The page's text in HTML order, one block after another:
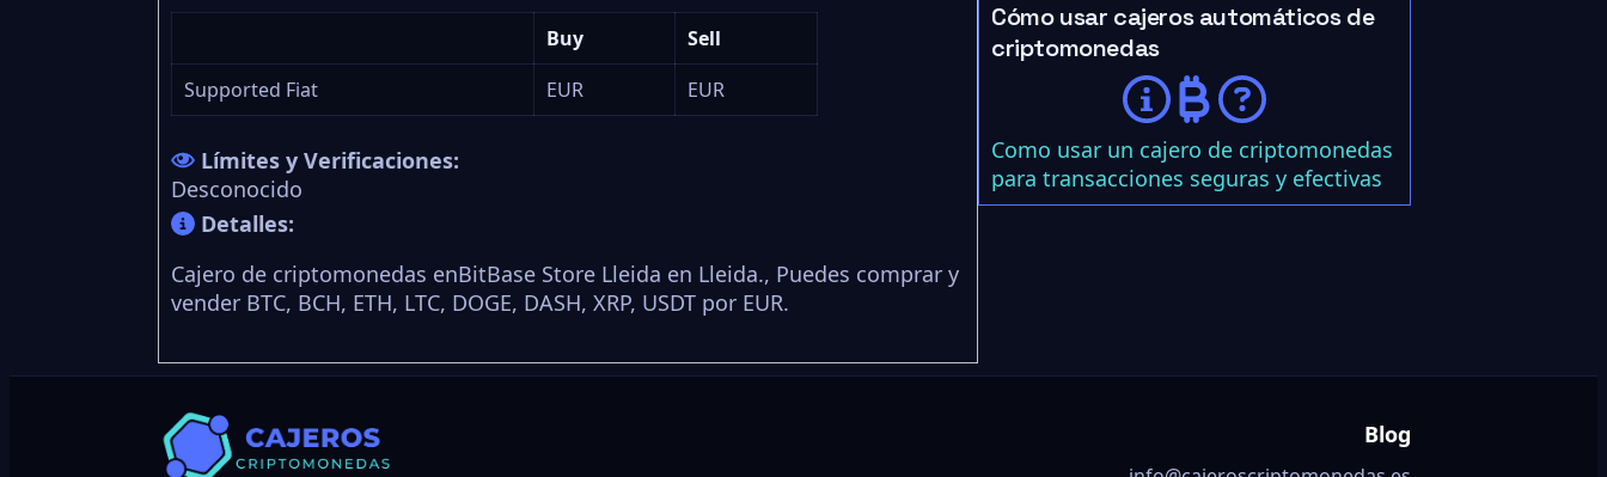
Buy
Sell
Supported Fiat
EUR EUR
Límites y Verificaciones:
Desconocido
Detalles:
Cajero de criptomonedas enBitBase Store Lleida en Lleida., Puedes comprar y
vender BTC, BCH, ETH, LTC, DOGE, DASH, XRP, USDT por EUR.
Cómo usar cajeros automáticos de
criptomonedas
Como usar un cajero de criptomonedas
para transacciones seguras y efectivas
Blog